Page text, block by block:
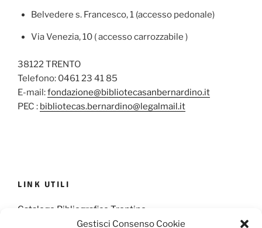
Gestisci Consenso Cookie
Belvedere s. Francesco, 1 (accesso pedonale)
Via Venezia, 10 ( accesso carrozzabile )
38122 TRENTO
Telefono: 0461 23 41 85
E-mail:fondazione@bibliotecasanbernardino.it
PEC : bibliotecas.bernardino@legalmail.it
LINK UTILI
Catalogo Bibliografico Trentino